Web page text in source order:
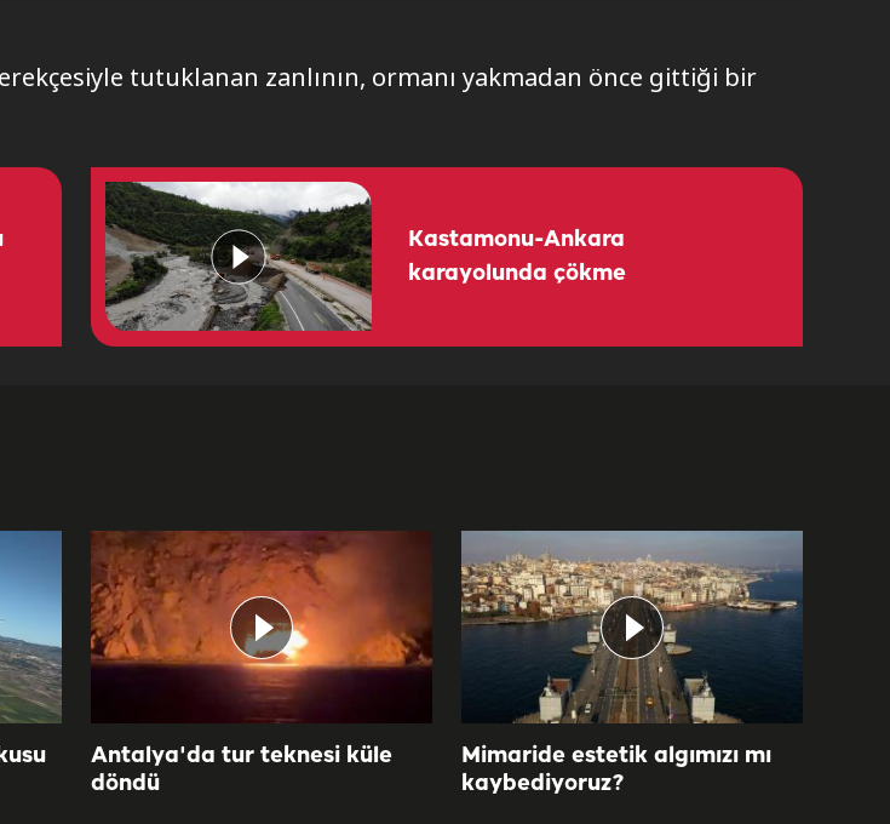
tutuklanan zanlının, ormanı yakmadan önce gittiği bir
Kastamonu-Ankara
karayolunda çökme
Antalya'da tur teknesi küle
döndü
Mimaride estetik algımızı mı
kaybediyoruz?